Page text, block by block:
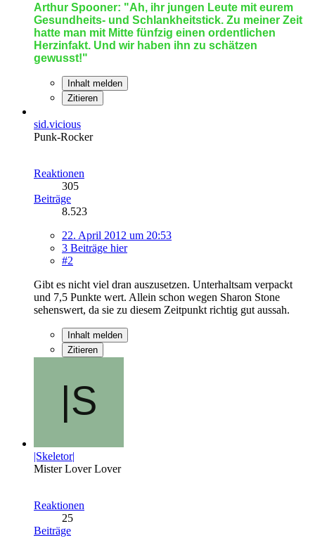
Arthur Spooner: "Ah, ihr jungen Leute mit eurem
Gesundheits- und Schlankheitstick. Zu meiner Zeit
hatte man mit Mitte fünfzig einen ordentlichen
Herzinfakt. Und wir haben ihn zu schätzen
gewusst!"
Inhalt melden
Zitieren
sid.vicious
Punk-Rocker
Reaktionen
305
Beiträge
8.523
22. April 2012 um 20:53
3 Beiträge hier
#2
Gibt es nicht viel dran auszusetzen. Unterhaltsam verpackt
und 7,5 Punkte wert. Allein schon wegen Sharon Stone
sehenswert, da sie zu diesem Zeitpunkt richtig gut aussah.
Inhalt melden
Zitieren
|Skeletor|
Mister Lover Lover
Reaktionen
25
Beiträge